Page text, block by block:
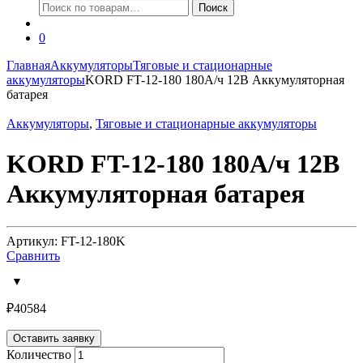
Искать:
Поиск
0
ГлавнаяАккумуляторыТяговые и стационарные
аккумуляторыKORD FT-12-180 180А/ч 12В Аккумуляторная
батарея
Аккумуляторы, Тяговые и стационарные аккумуляторы
KORD FT-12-180 180А/ч 12В
Аккумуляторная батарея
Артикул: FT-12-180K
Сравнить
₽40584
Оставить заявку
Количество